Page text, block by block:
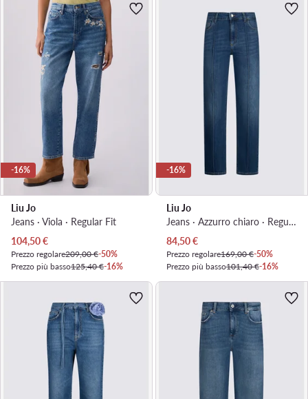
-16%
Liu Jo
Jeans · Viola · Regular Fit
Prezzo attuale
104,50€
Prezzo regolare209,00 €-50%
Prezzo più basso125,40 €-16%
-16%
Liu Jo
Jeans · Azzurro chiaro · Regular Fit
Prezzo attuale
84,50€
Prezzo regolare169,00 €-50%
Prezzo più basso101,40 €-16%